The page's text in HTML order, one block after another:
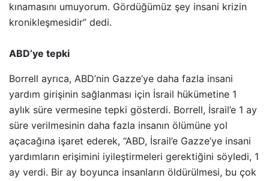
kınamasını umuyorum. Gördüğümüz şey insani krizin
kronikleşmesidir” dedi.
ABD’ye tepki
Borrell ayrıca, ABD’nin Gazze’ye daha fazla insani
yardım girişinin sağlanması için İsrail hükümetine 1
aylık süre vermesine tepki gösterdi. Borrell, İsrail’e 1 ay
süre verilmesinin daha fazla insanın ölümüne yol
açacağına işaret ederek, “ABD, İsrail’e Gazze’ye insani
yardımların erişimini iyileştirmeleri gerektiğini söyledi, 1
ay verdi. Bir ay boyunca insanların öldürülmesi, bu çok